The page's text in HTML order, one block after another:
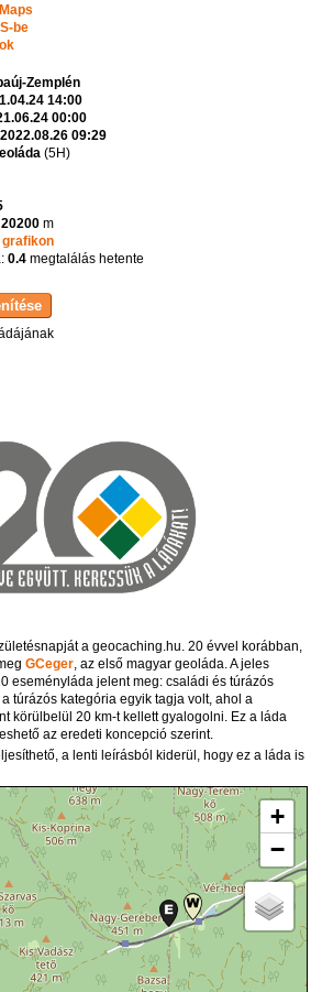
be
Zemplén
14:00
00:00
2022.08.26 09:29
(5H)
20200 m
,grafikon
0.4 megtalálás hetente
a geocaching.hu. 20 évvel korábban,
GCeger , az első magyar geoláda. A jeles
eseményláda jelent meg: családi és túrázós
túrázós kategória egyik tagja volt, ahol a
körülbelül 20 km-t kellett gyalogolni. Ez a láda
az eredeti koncepció szerint.
a lenti leírásból kiderül, hogy ez a láda is
+
−